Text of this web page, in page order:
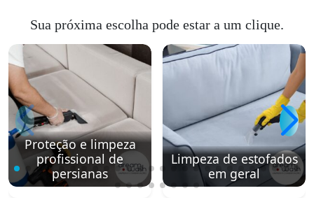
Sua próxima escolha pode estar a um clique.
Proteção e limpeza
profissional de
persianas
Limpeza de estofados
em geral